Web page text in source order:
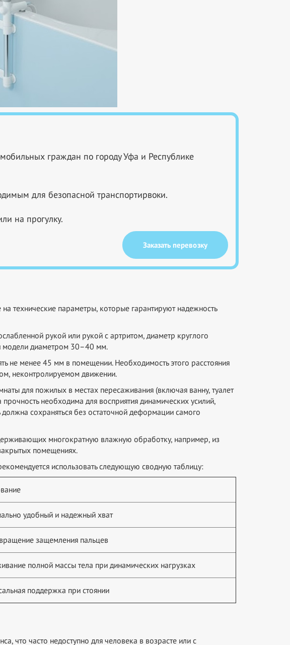
граждан по городу Уфа и Республике
для безопасной транспортирвоки.
на прогулку.
Заказать перевозку
технические параметры, которые гарантируют надежность
рукой или рукой с артритом, диаметр круглого
модели диаметром 30–40 мм.
не менее 45 мм в помещении. Необходимость этого расстояния
неконтролируемом движении.
для пожилых в местах пересаживания (включая ванну, туалет
необходима для восприятия динамических усилий,
сохраняться без остаточной деформации самого
многократную влажную обработку, например, из
помещениях.
использовать следующую сводную таблицу:
удобный и надежный хват
защемления пальцев
полной массы тела при динамических нагрузках
поддержка при стоянии
что часто недоступно для человека в возрасте или с